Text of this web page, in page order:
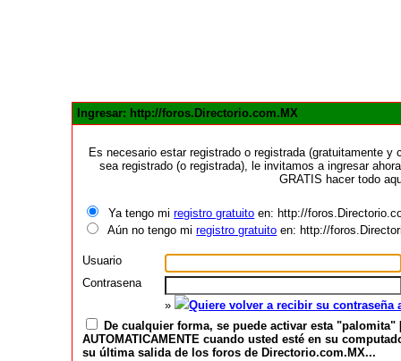
Ingresar: http://foros.Directorio.com.MX
Es necesario estar registrado o registrada (gratuitamente
sea registrado (o registrada), le invitamos a ingresar
GRATIS hacer todo
Ya tengo miregistro gratuito en: http://
Aún no tengo miregistro gratuito en: http://
Usuario
Contrasena
»
Quiere volver a recibir su
De cualquier forma, se puede activar esta
AUTOMATICAMENTE cuando usted esté en su
su última salida de los foros de Directorio.com.MX...